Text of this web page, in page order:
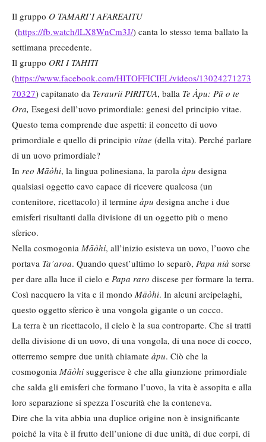
Il gruppo O TAMARI’I AFAREAITU
(https://fb.watch/lLX8WnCm3J/) canta lo stesso tema ballato la
settimana precedente.
Il gruppo ORI I TAHITI
(https://www.facebook.com/HITOFFICIEL/videos/13024271273
70327) capitanato da Teraurii PIRITUA, balla Te Àpu: Pū o te
Ora, Esegesi dell’uovo primordiale: genesi del principio vitae.
Questo tema comprende due aspetti: il concetto di uovo
primordiale e quello di principio vitae (della vita). Perché parlare
di un uovo primordiale?
In reo Māòhi, la lingua polinesiana, la parola àpu designa
qualsiasi oggetto cavo capace di ricevere qualcosa (un
contenitore, ricettacolo) il termine àpu designa anche i due
emisferi risultanti dalla divisione di un oggetto più o meno
sferico.
Nella cosmogonia Māòhi, all’inizio esisteva un uovo, l’uovo che
portava Ta’aroa. Quando quest’ultimo lo separò, Papa nià sorse
per dare alla luce il cielo e Papa raro discese per formare la terra.
Così nacquero la vita e il mondo Māòhi. In alcuni arcipelaghi,
questo oggetto sferico è una vongola gigante o un cocco.
La terra è un ricettacolo, il cielo è la sua controparte. Che si tratti
della divisione di un uovo, di una vongola, di una noce di cocco,
otterremo sempre due unità chiamate àpu. Ciò che la
cosmogonia Māòhi suggerisce è che alla giunzione primordiale
che salda gli emisferi che formano l’uovo, la vita è assopita e alla
loro separazione si spezza l’oscurità che la conteneva.
Dire che la vita abbia una duplice origine non è insignificante
poiché la vita è il frutto dell’unione di due unità, di due corpi, di